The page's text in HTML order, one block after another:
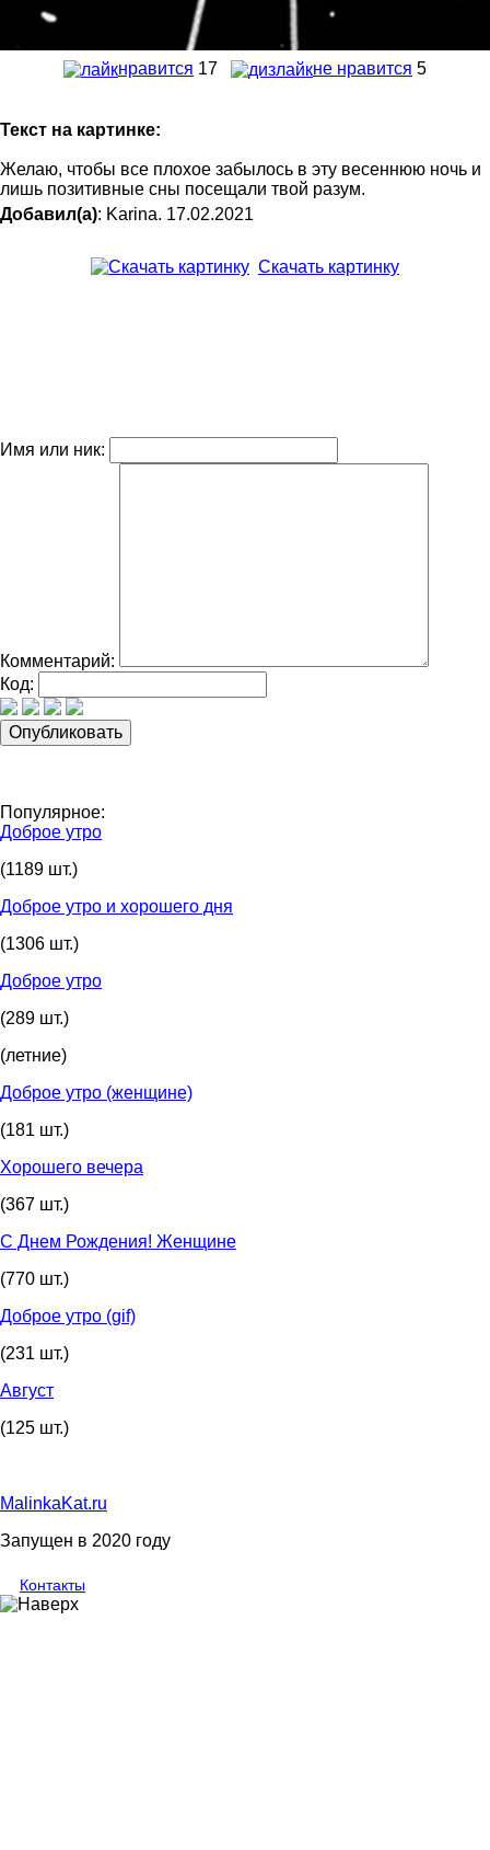
нравится 17 не нравится 5
Текст на картинке:
Желаю, чтобы все плохое забылось в эту весеннюю ночь и
лишь позитивные сны посещали твой разум.
Добавил(а): Karina. 17.02.2021
Скачать картинку
Имя или ник:
Комментарий:
Код:
Популярное:
Доброе утро
(1189 шт.)
Доброе утро и хорошего дня
(1306 шт.)
Доброе утро
(289 шт.)
(летние)
Доброе утро (женщине)
(181 шт.)
Хорошего вечера
(367 шт.)
С Днем Рождения! Женщине
(770 шт.)
Доброе утро (gif)
(231 шт.)
Август
(125 шт.)
MalinkaKat.ru
Запущен в 2020 году
Контакты